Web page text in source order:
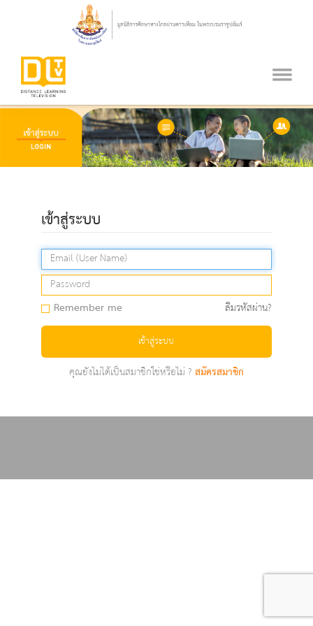
เข้าสู่ระบบ
Remember me ลืมรหัสผ่าน?
เข้าสู่ระบบ
คุณยังไม่ได้เป็นสมาชิกใช่หรือไม่ ?สมัครสมาชิก